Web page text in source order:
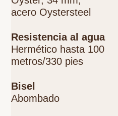
acero Oystersteel
Resistencia al agua
Hermético hasta 100
metros/330 pies
Bisel
Abombado